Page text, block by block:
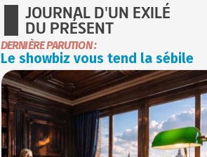
JOURNAL D'UN EXILÉ
DU PRÉSENT
DERNIÈRE PARUTION :
Le showbiz vous tend la sébile